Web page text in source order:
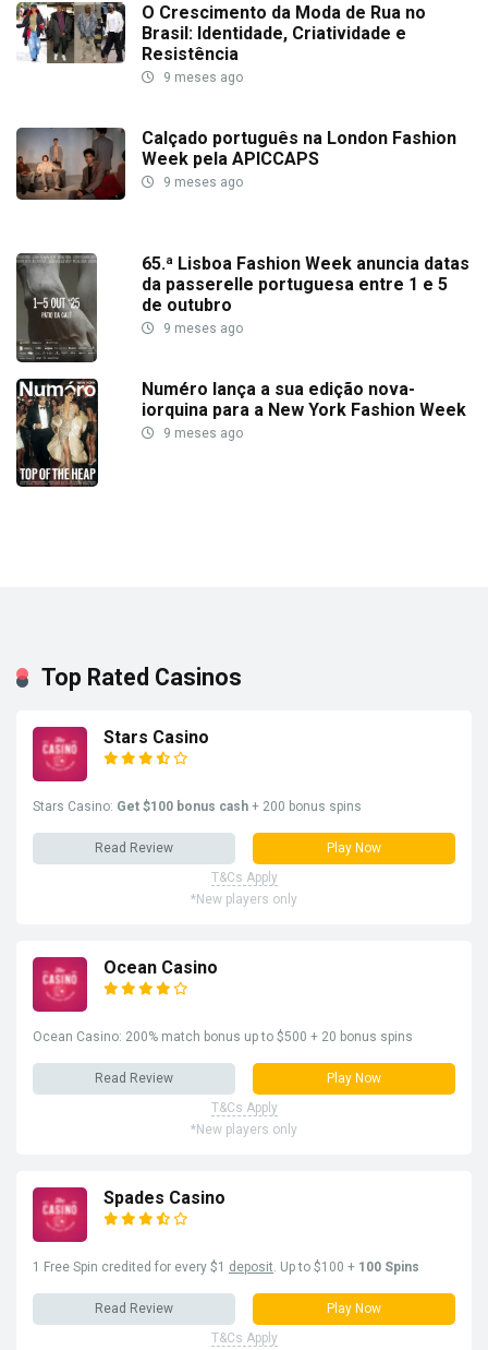
O Crescimento da Moda de Rua no
Brasil: Identidade, Criatividade e
Resistência
9 meses ago
Calçado português na London Fashion
Week pela APICCAPS
9 meses ago
65.ª Lisboa Fashion Week anuncia datas
da passerelle portuguesa entre 1 e 5
de outubro
9 meses ago
Numéro lança a sua edição nova-
iorquina para a New York Fashion Week
9 meses ago
Top Rated Casinos
Stars Casino
Stars Casino: Get $100 bonus cash + 200 bonus spins
Read Review
Play Now
T&Cs Apply
*New players only
Ocean Casino
Ocean Casino: 200% match bonus up to $500 + 20 bonus spins
Read Review
Play Now
T&Cs Apply
*New players only
Spades Casino
1 Free Spin credited for every $1 deposit. Up to $100 + 100 Spins
Read Review
Play Now
T&Cs Apply